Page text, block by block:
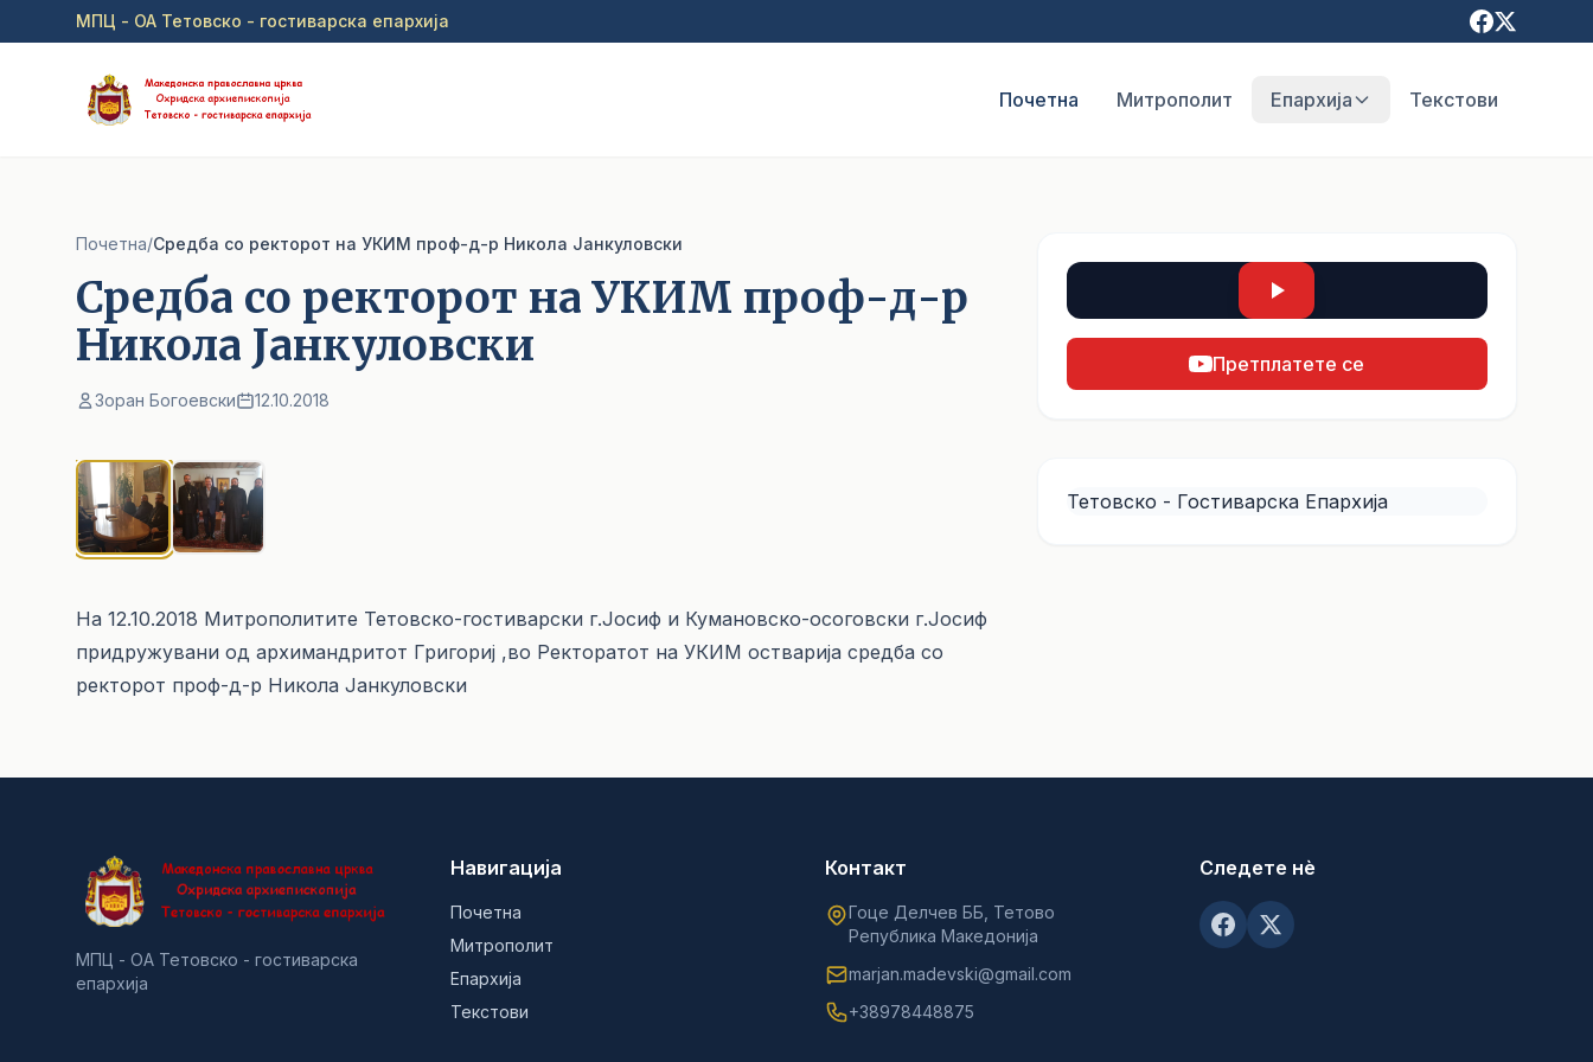
Прејди на главна содржина
МПЦ - ОА Тетовско - гостиварска епархија
Почетна Митрополит Епархија Текстови
Почетна/Средба со ректорот на УКИМ проф-д-р Никола Јанкуловски
Средба со ректорот на УКИМ проф-д-р
Никола Јанкуловски
Зоран Богоевски 12.10.2018
На 12.10.2018 Митрополитите Тетовско-гостиварски г.Јосиф и Кумановско-осоговски г.Јосиф
придружувани од архимандритот Григориј ,во Ректоратот на УКИМ остварија средба со
ректорот проф-д-р Никола Јанкуловски
Претплатете се
Тетовско - Гостиварска Епархија
МПЦ - ОА Тетовско - гостиварска
епархија
Навигација
Почетна
Митрополит
Епархија
Текстови
Контакт
Гоце Делчев ББ, Тетово
Република Македонија
marjan.madevski@gmail.com
+38978448875
Следете нè